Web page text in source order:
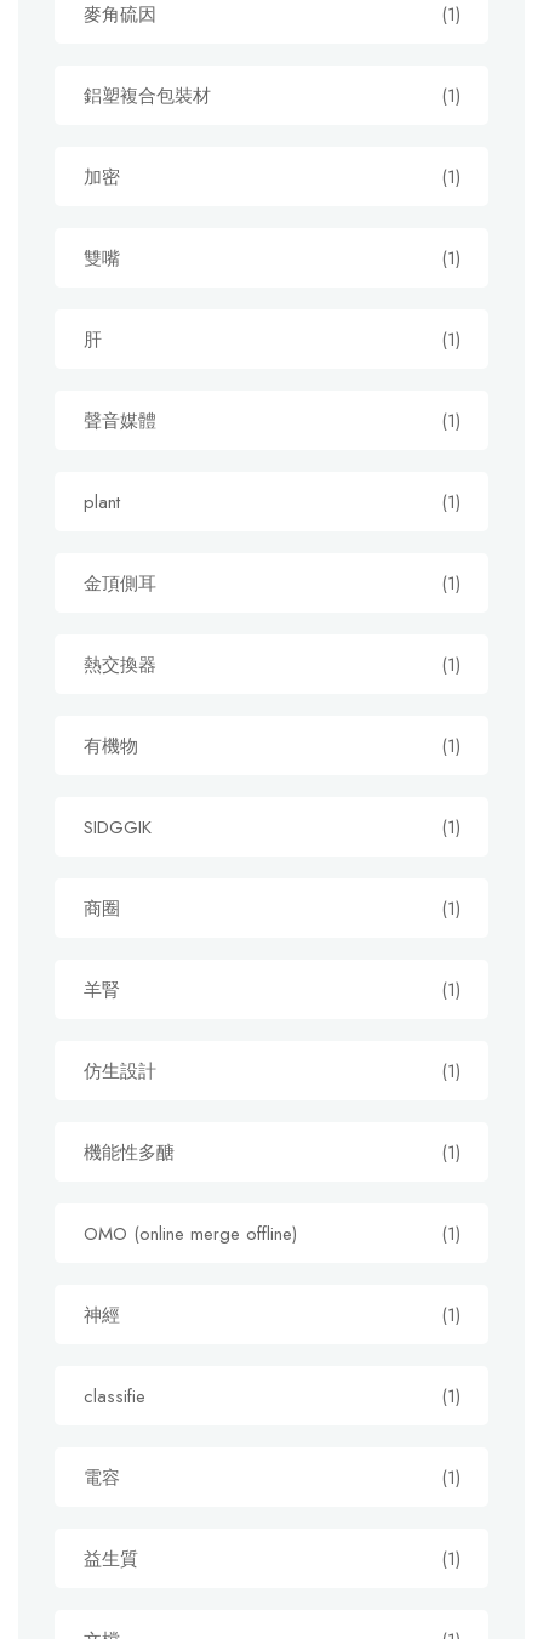
麥角硫因 (1)
鋁塑複合包裝材 (1)
加密 (1)
雙嘴 (1)
肝 (1)
聲音媒體 (1)
plant (1)
金頂側耳 (1)
熱交換器 (1)
有機物 (1)
SIDGGIK (1)
商圈 (1)
羊腎 (1)
仿生設計 (1)
機能性多醣 (1)
OMO (online merge offline) (1)
神經 (1)
classifie (1)
電容 (1)
益生質 (1)